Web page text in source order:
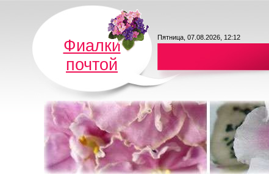
Фиалки
почтой
Пятница, 07.08.2026, 12:12